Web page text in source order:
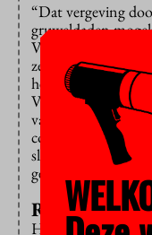
“Dat vergeving
gruweldaden
ze. “De uitdaging
het verleden
van verzoening en
commissie was
slaan. Want hierin
generatie moet
Reis naar
Hoe duurzaam zijn